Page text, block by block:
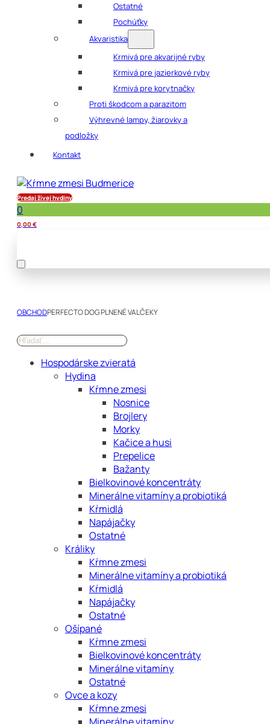
Ostatné
Pochúťky
Akvaristika
Krmivá pre akvarijné ryby
Krmivá pre jazierkové ryby
Krmivá pre korytnačky
Proti škodcom a parazitom
Výhrevné lampy, žiarovky a
podložky
Kontakt
Predaj živej hydiny
0
0,00 €
OBCHODPERFECTO DOG PLNENÉ VALČEKY
Hospodárske zvieratá
Hydina
Kŕmne zmesi
Nosnice
Brojlery
Morky
Kačice a husi
Prepelice
Bažanty
Bielkovinové koncentráty
Minerálne vitamíny a probiotiká
Kŕmidlá
Napájačky
Ostatné
Králiky
Kŕmne zmesi
Minerálne vitamíny a probiotiká
Kŕmidlá
Napájačky
Ostatné
Ošípané
Kŕmne zmesi
Bielkovinové koncentráty
Minerálne vitamíny
Ostatné
Ovce a kozy
Kŕmne zmesi